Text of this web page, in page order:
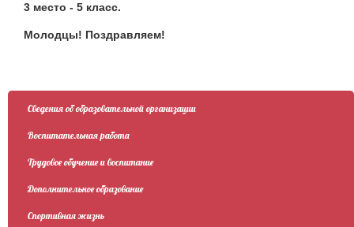
3 место - 5 класс.
Молодцы! Поздравляем!
Сведения об образовательной организации
Воспитательная работа
Трудовое обучение и воспитание
Дополнительное образование
Спортивная жизнь